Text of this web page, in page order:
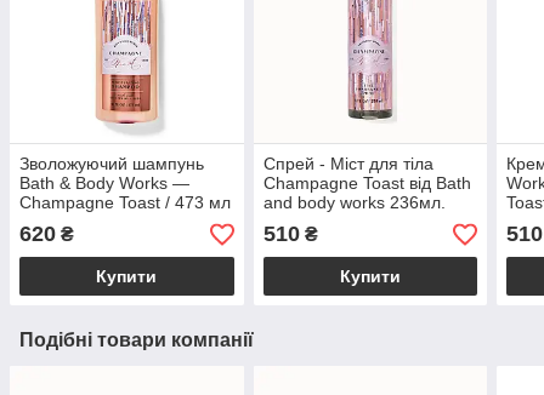
Зволожуючий шампунь
Bath & Body Works —
Champagne Toast / 473 мл
620 ₴
Купити
Спрей - Міст для тіла
Champagne Toast від Bath
and body works 236мл.
510₴
Купити
510
Подібні товари компанії